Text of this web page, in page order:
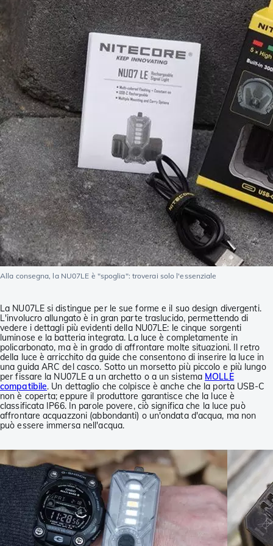
Alla consegna, la NU07LE è "spoglia": troverai solo l'essenziale
La NU07LE si distingue per le sue forme e il suo design divergenti.
L'involucro allungato è in gran parte traslucido, permettendo di
vedere i dettagli più evidenti della NU07LE: le cinque sorgenti
luminose e la batteria integrata. La luce è completamente in
policarbonato, ma è in grado di affrontare molte situazioni. Il retro
della luce è arricchito da guide che consentono di inserire la luce in
una guida ARC del casco. Sotto un morsetto più piccolo e più lungo
per fissare la NU07LE a un archetto o a un sistema MOLLE
compatibile. Un dettaglio che colpisce è anche che la porta USB-C
non è coperta; eppure il produttore garantisce che la luce è
classificata IP66. In parole povere, ciò significa che la luce può
affrontare acquazzoni (abbondanti) o un'ondata d'acqua, ma non
può essere immersa nell'acqua.